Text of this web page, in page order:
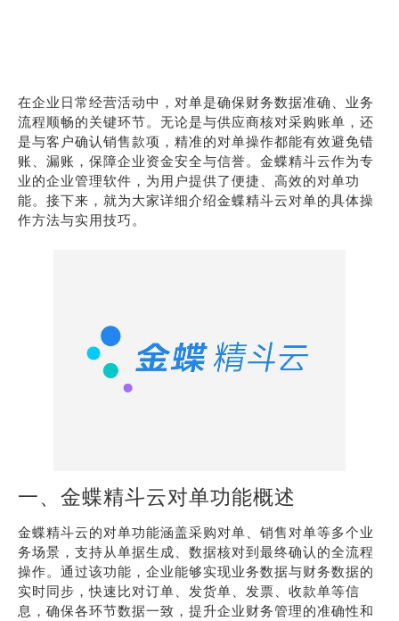
在企业日常经营活动中，对单是确保财务数据准确、业务
流程顺畅的关键环节。无论是与供应商核对采购账单，还
是与客户确认销售款项，精准的对单操作都能有效避免错
账、漏账，保障企业资金安全与信誉。金蝶精斗云作为专
业的企业管理软件，为用户提供了便捷、高效的对单功
能。接下来，就为大家详细介绍金蝶精斗云对单的具体操
作方法与实用技巧。
一、金蝶精斗云对单功能概述
金蝶精斗云的对单功能涵盖采购对单、销售对单等多个业
务场景，支持从单据生成、数据核对到最终确认的全流程
操作。通过该功能，企业能够实现业务数据与财务数据的
实时同步，快速比对订单、发货单、发票、收款单等信
息，确保各环节数据一致，提升企业财务管理的准确性和